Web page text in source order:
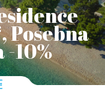
Posebna
-10%